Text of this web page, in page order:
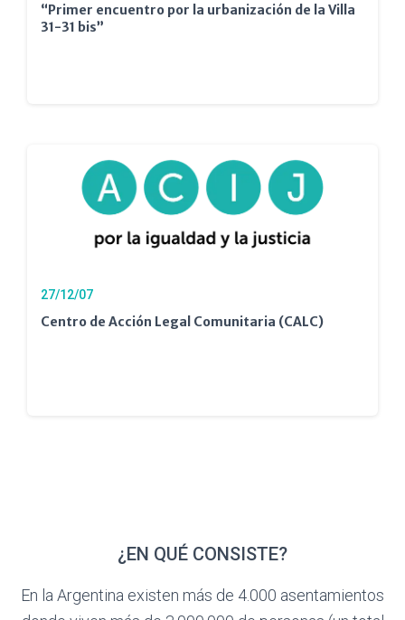
“Primer encuentro por la urbanización de la Villa
31-31 bis”
27/12/07
Centro de Acción Legal Comunitaria (CALC)
¿EN QUÉ CONSISTE?
En la Argentina existen más de 4.000 asentamientos